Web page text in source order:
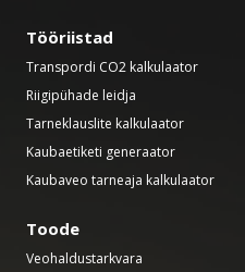
Tööriistad
Transpordi CO2 kalkulaator
Riigipühade leidja
Tarneklauslite kalkulaator
Kaubaetiketi generaator
Kaubaveo tarneaja kalkulaator
Toode
Veohaldustarkvara